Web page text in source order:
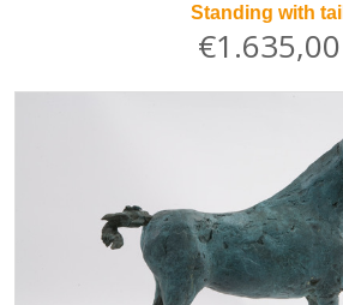
Standing with tail
€1.635,00